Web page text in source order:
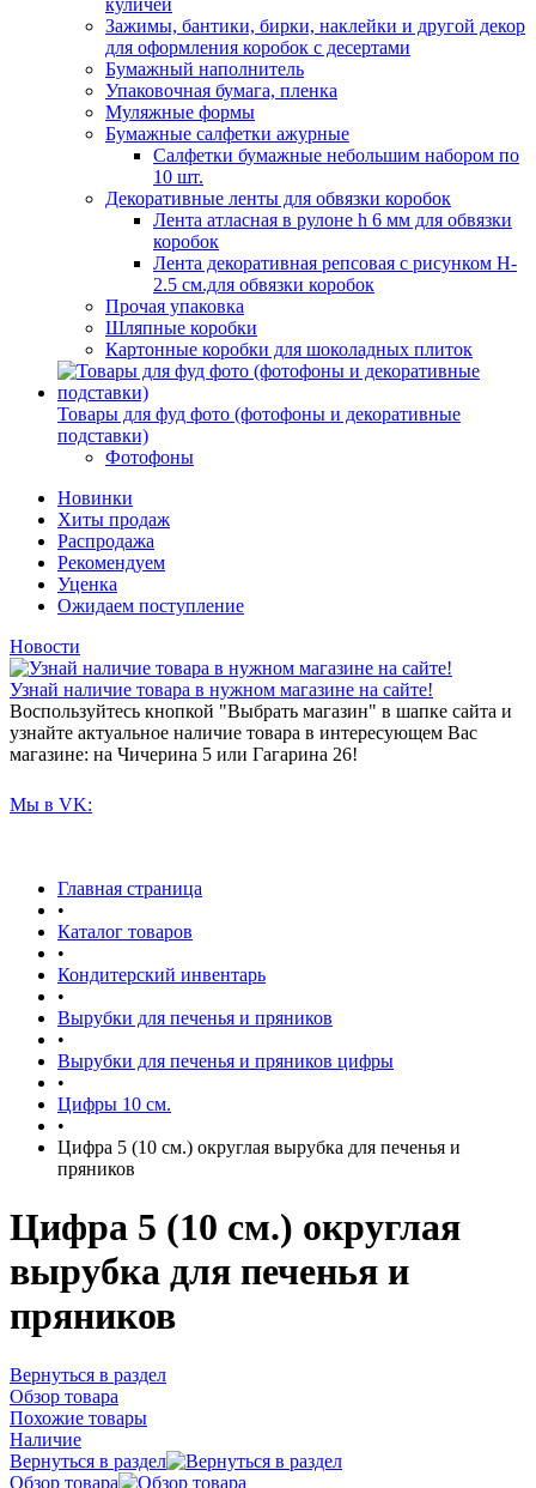
куличей
Зажимы, бантики, бирки, наклейки и другой декор
для оформления коробок с десертами
Бумажный наполнитель
Упаковочная бумага, пленка
Муляжные формы
Бумажные салфетки ажурные
Салфетки бумажные небольшим набором по
10 шт.
Декоративные ленты для обвязки коробок
Лента атласная в рулоне h 6 мм для обвязки
коробок
Лента декоративная репсовая с рисунком H-
2.5 см.для обвязки коробок
Прочая упаковка
Шляпные коробки
Картонные коробки для шоколадных плиток
Товары для фуд фото (фотофоны и декоративные
подставки)
Фотофоны
Новинки
Хиты продаж
Распродажа
Рекомендуем
Уценка
Ожидаем поступление
Новости
Узнай наличие товара в нужном магазине на сайте!
Воспользуйтесь кнопкой "Выбрать магазин" в шапке сайта и
узнайте актуальное наличие товара в интересующем Вас
магазине: на Чичерина 5 или Гагарина 26!
Мы в VK:
Главная страница
•
Каталог товаров
•
Кондитерский инвентарь
•
Вырубки для печенья и пряников
•
Вырубки для печенья и пряников цифры
•
Цифры 10 см.
•
Цифра 5 (10 см.) округлая вырубка для печенья и
пряников
Цифра 5 (10 см.) округлая
вырубка для печенья и
пряников
Вернуться в раздел
Обзор товара
Похожие товары
Наличие
Вернуться в раздел
Обзор товара